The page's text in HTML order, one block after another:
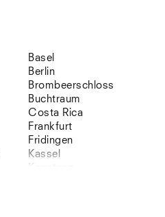
Basel
Berlin
Brombeerschloss
Buchtraum
Costa Rica
Frankfurt
Fridingen
Kassel